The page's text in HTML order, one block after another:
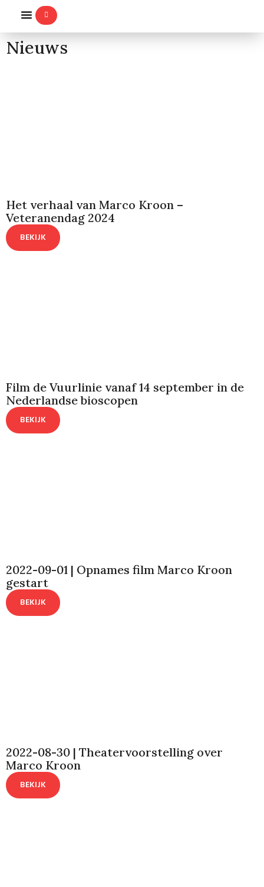
Nieuws
Het verhaal van Marco Kroon –
Veteranendag 2024
BEKIJK
Film de Vuurlinie vanaf 14 september in de
Nederlandse bioscopen
BEKIJK
2022-09-01 | Opnames film Marco Kroon
gestart
BEKIJK
2022-08-30 | Theatervoorstelling over
Marco Kroon
BEKIJK